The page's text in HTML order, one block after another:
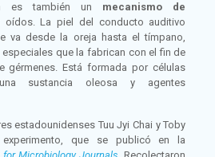
es también un mecanismo de
oídos. La piel del conducto auditivo
va desde la oreja hasta el tímpano,
que la fabrican con el fin de
Está formada por células
sustancia oleosa y agentes
estadounidenses Tuu Jyi Chai y Toby
que se publicó en la